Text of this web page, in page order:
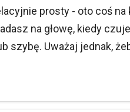
prosty - oto coś na
na głowę, kiedy
szybę. Uważaj jednak,